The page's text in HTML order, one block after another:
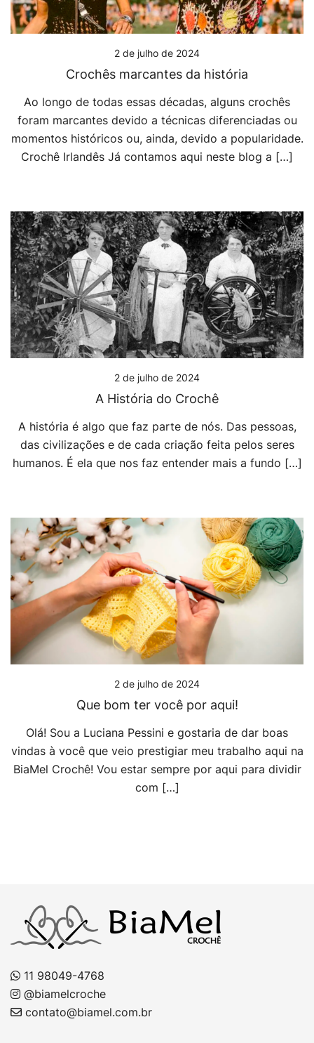
2 de julho de 2024
Crochês marcantes da história
Ao longo de todas essas décadas, alguns crochês
foram marcantes devido a técnicas diferenciadas ou
momentos históricos ou, ainda, devido a popularidade.
Crochê Irlandês Já contamos aqui neste blog a […]
2 de julho de 2024
A História do Crochê
A história é algo que faz parte de nós. Das pessoas,
das civilizações e de cada criação feita pelos seres
humanos. É ela que nos faz entender mais a fundo […]
2 de julho de 2024
Que bom ter você por aqui!
Olá! Sou a Luciana Pessini e gostaria de dar boas
vindas à você que veio prestigiar meu trabalho aqui na
BiaMel Crochê! Vou estar sempre por aqui para dividir
com […]
11 98049-4768
@biamelcroche
contato@biamel.com.br